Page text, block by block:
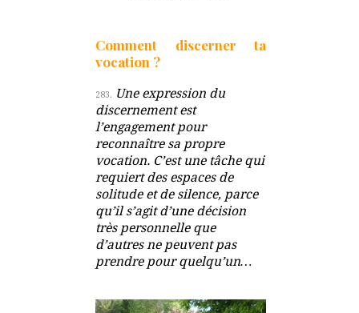
Comment discerner ta
vocation ?
283. Une expression du
discernement est
l’engagement pour
reconnaître sa propre
vocation. C’est une tâche qui
requiert des espaces de
solitude et de silence, parce
qu’il s’agit d’une décision
très personnelle que
d’autres ne peuvent pas
prendre pour quelqu’un…